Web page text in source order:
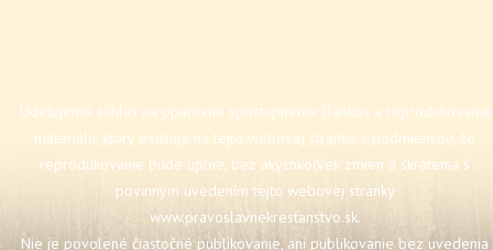
Udeľujeme súhlas na opätovné sprístupnenie článkov a reprodukovanie
materiálu, ktorý existuje na tejto webovej stránke s podmienkou, že
reprodukovanie bude úplné, bez akýchkoľvek zmien a skrátenia s
povinným uvedením tejto webovej stránky
www.pravoslavnekrestanstvo.sk.
Nie je povolené čiastočné publikovanie, ani publikovanie bez uvedenia